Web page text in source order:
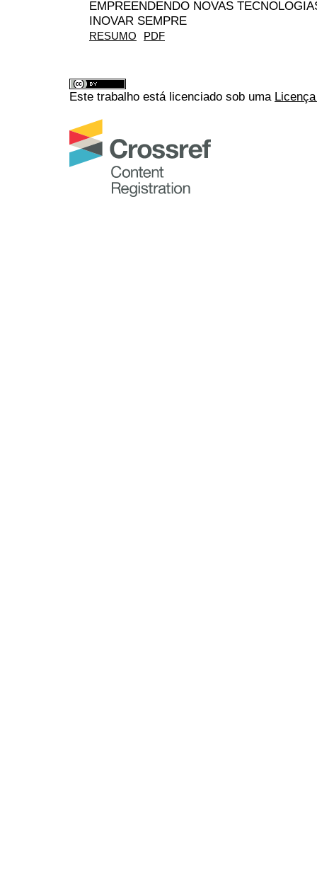
EMPREENDENDO NOVAS
INOVAR SEMPRE
RESUMO PDF
Este trabalho está licenciado sob uma